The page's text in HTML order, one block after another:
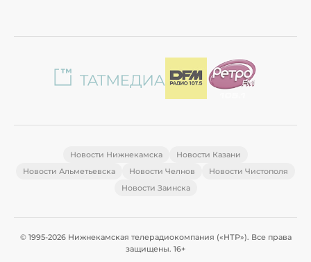
Новости Нижнекамска
Новости Казани
Новости Альметьевска
Новости Челнов
Новости Чистополя
Новости Заинска
© 1995-2026 Нижнекамская телерадиокомпания («НТР»). Все права
защищены. 16+